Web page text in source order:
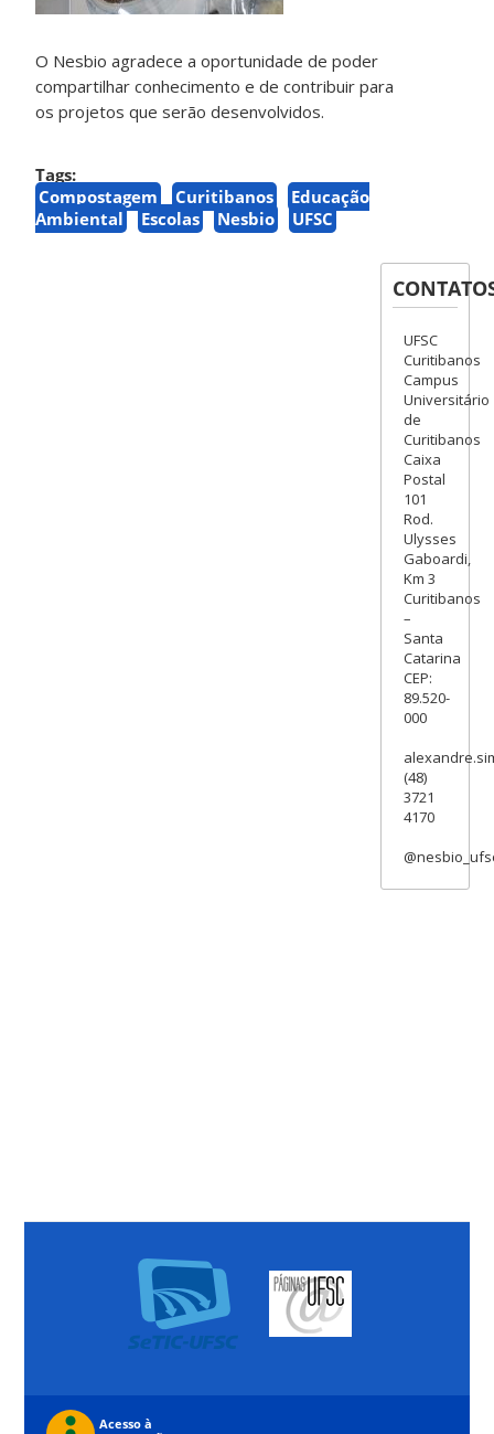
O Nesbio agradece a oportunidade de poder
compartilhar conhecimento e de contribuir para
os projetos que serão desenvolvidos.
Tags:
Compostagem
Curitibanos
Educação
Ambiental
Escolas Nesbio UFSC
UFSC
Curitibanos
Campus
Universitário
de
Curitibanos
Caixa
Postal
101
Rod.
Ulysses
Gaboardi,
Km 3
Curitibanos
–
Santa
Catarina
CEP:
89.520-
000
(48)
3721
4170